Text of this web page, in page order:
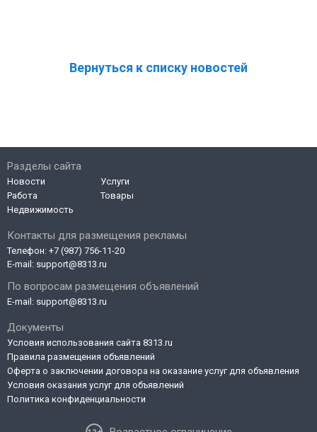
Вернуться к списку новостей
Контакты для размещения рекламы
Телефон: +7 (987) 756-11-20
E-mail: support@8313.ru
По вопросам размещения объявлений
E-mail: support@8313.ru
Документы
Условия использования сайта 8313.ru
Правила размещения объявлений
Оферта о заключении договора на оказание услуг для объявления
Условия оказания услуг для объявлений
Политика конфиденциальности
Разделы сайта
Новости
Работа
Недвижимость
Услуги
Товары